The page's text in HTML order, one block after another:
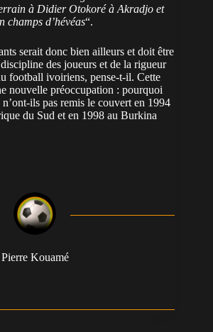
à Didier Otokoré à Akradjo et
champs d’hévéas“.
serait donc bien ailleurs et doit être
des joueurs et de la rigueur
football ivoiriens, pense-t-il. Cette
nouvelle préoccupation : pourquoi
ils pas remis le couvert en 1994
du Sud et en 1998 au Burkina
Pierre Kouamé